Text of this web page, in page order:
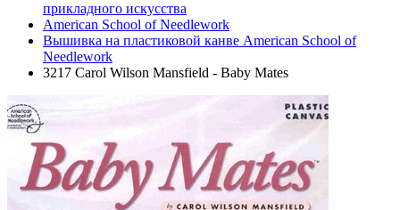
прикладного искусства
American School of Needlework
Вышивка на пластиковой канве American School of
Needlework
3217 Carol Wilson Mansfield - Baby Mates